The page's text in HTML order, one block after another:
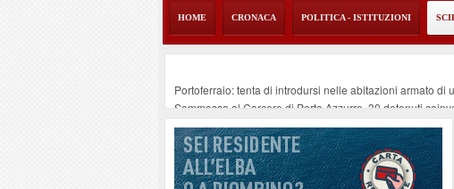
HOME CRONACA POLITICA - ISTITUZIONI
Portoferraio: tenta di introdursi nelle abitazioni armato di
Sommossa al Carcere di Porto Azzurro, 30 detenuti
“Diamanti all’Inferno nell’infinito” e il teatro come
Mola ripulita dagli scout Agesci della Valsusa e
La grave carenza di medici Usmaf sta creando notevoli